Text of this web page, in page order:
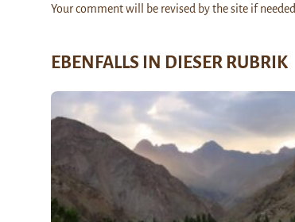
Your comment will be revised by the site if needed.
EBENFALLS IN DIESER RUBRIK